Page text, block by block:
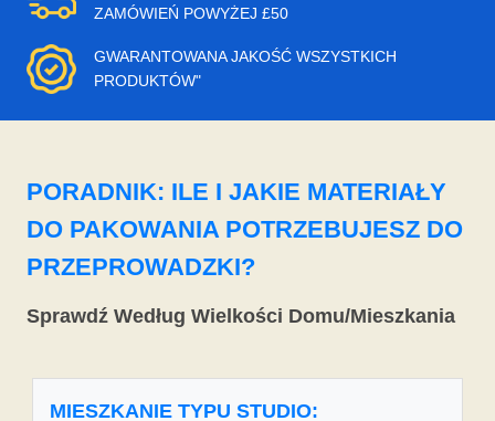
ZAMÓWIEŃ POWYŻEJ £50
GWARANTOWANA JAKOŚĆ WSZYSTKICH
PRODUKTÓW"
PORADNIK: ILE I JAKIE MATERIAŁY
DO PAKOWANIA POTRZEBUJESZ DO
PRZEPROWADZKI?
Sprawdź Według Wielkości Domu/Mieszkania
MIESZKANIE TYPU STUDIO: